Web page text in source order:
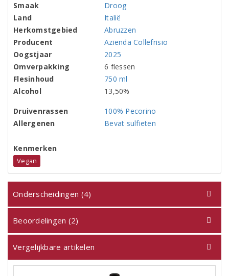
Smaak
Droog
Land
Italië
Herkomstgebied
Abruzzen
Producent
Azienda Collefrisio
Oogstjaar
2025
Omverpakking
6 flessen
Flesinhoud
750 ml
Alcohol
13,50%
Druivenrassen
100% Pecorino
Allergenen
Bevat sulfieten
Kenmerken
Vegan
Onderscheidingen (4)
Beoordelingen (2)
Vergelijkbare artikelen